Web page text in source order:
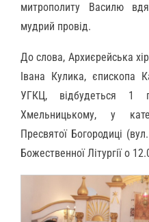
митрополиту Василю
мудрий провід.
До слова, Архиєрейська
Івана Кулика, єпископа
УГКЦ, відбудеться
Хмельницькому, у
Пресвятої Богородиці
Божественної Літургії о